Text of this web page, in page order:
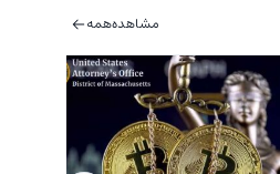
مشاهدههمه